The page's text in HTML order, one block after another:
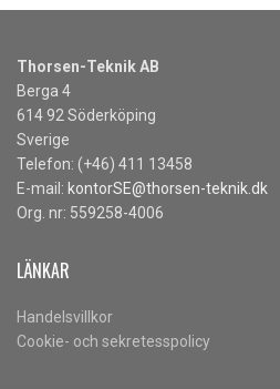
Thorsen-Teknik AB
Berga 4
614 92 Söderköping
Sverige
Telefon: (+46) 411 13458
E-mail: kontorSE@thorsen-teknik.dk
Org. nr: 559258-4006
LÄNKAR
Handelsvillkor
Cookie- och sekretesspolicy